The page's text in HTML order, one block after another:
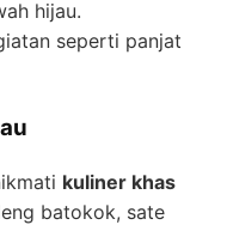
hijau.
seperti panjat
kuliner khas
batokok, sate